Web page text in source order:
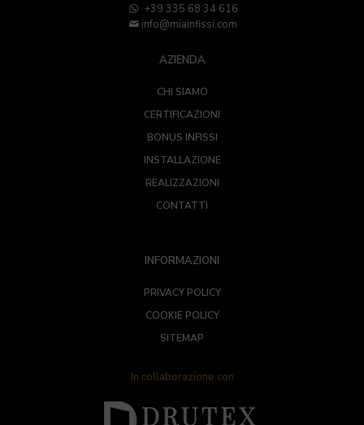
+39 335 68 34 616
info@miainfissi.com
AZIENDA
CHI SIAMO
CERTIFICAZIONI
BONUS INFISSI
INSTALLAZIONE
REALIZZAZIONI
CONTATTI
INFORMAZIONI
PRIVACY POLICY
COOKIE POLICY
SITEMAP
In collaborazione con